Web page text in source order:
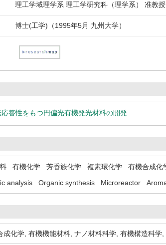
理工学域理学系 理工学研究科（理学系） 准教授
博士(工学)（1995年5月 九州大学）
応答性をもつ円偏光有機発光材料の開発
有機化学 芳香族化学 複素環化学 有機合成化
analysis
Organic synthesis Microreactor
成化学 有機機能材料 ナノ材料科学 有機構造科学